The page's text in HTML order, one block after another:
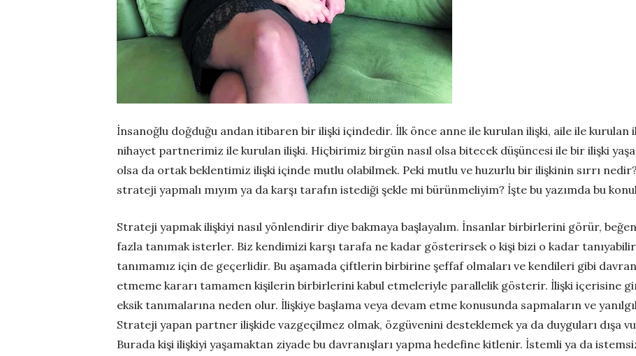
İnsanoğlu doğduğu andan itibaren bir ilişki içindedir. İlk önce anne ile kurulan ilişki, aile ile kurulan
nihayet partnerimiz ile kurulan ilişki. Hiçbirimiz birgün nasıl olsa bitecek düşüncesi ile bir ilişki
olsa da ortak beklentimiz ilişki içinde mutlu olabilmek. Peki mutlu ve huzurlu bir ilişkinin sırrı
strateji yapmalı mıyım ya da karşı tarafın istediği şekle mi bürünmeliyim? İşte bu yazımda bu
Strateji yapmak ilişkiyi nasıl yönlendirir diye bakmaya başlayalım. İnsanlar birbirlerini görür,
fazla tanımak isterler. Biz kendimizi karşı tarafa ne kadar gösterirsek o kişi bizi o kadar tanıyabilir.
tanımamız için de geçerlidir. Bu aşamada çiftlerin birbirine şeffaf olmaları ve kendileri gibi
etmeme kararı tamamen kişilerin birbirlerini kabul etmeleriyle parallelik gösterir. İlişki içerisine
eksik tanımalarına neden olur. İlişkiye başlama veya devam etme konusunda sapmaların ve
Strateji yapan partner ilişkide vazgeçilmez olmak, özgüvenini desteklemek ya da duyguları dışa
Burada kişi ilişkiyi yaşamaktan ziyade bu davranışları yapma hedefine kitlenir. İstemli ya da